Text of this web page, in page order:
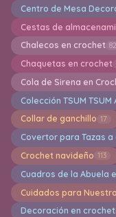
Centro de Mesa
Cestas de
Chalecos en crochet 82
Chaquetas en crochet
Cola de Sirena en
Colección TSUM TSUM
Collar de ganchillo 17
Covertor para Tazas
Crochet navideño 113
Cuadros de la Abuela
Cuidados para
Decoración en crochet